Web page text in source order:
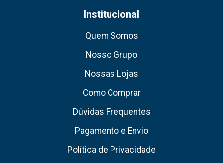
Institucional
Quem Somos
Nosso Grupo
Nossas Lojas
Como Comprar
Dúvidas Frequentes
Pagamento e Envio
Política de Privacidade